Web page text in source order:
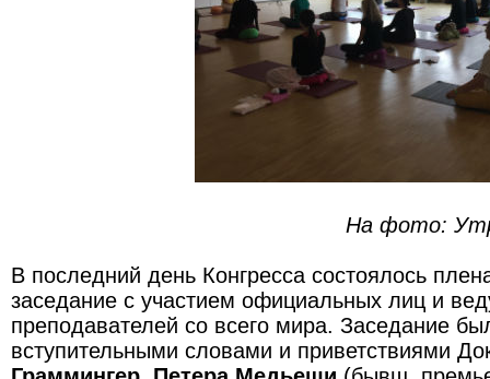
На фото: Утренняя
В последний день Конгресса состоялось
заседание с участием официальных лиц и
преподавателей со всего мира. Заседание
вступительными словами и приветствиями